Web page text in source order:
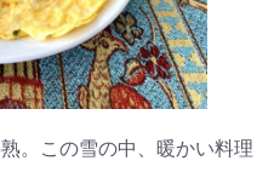
。この雪の中、暖かい料理